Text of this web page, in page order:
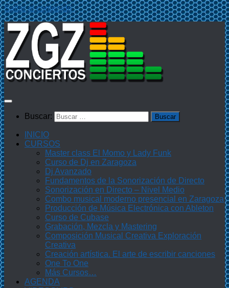
Saltar al contenido
Buscar:
INICIO
CURSOS
Master class El Momo y Lady Funk
Curso de Dj en Zaragoza
Dj Avanzado
Fundamentos de la Sonorización de Directo
Sonorización en Directo – Nivel Medio
Combo musical moderno presencial en Zaragoza
Producción de Música Electrónica con Ableton
Curso de Cubase
Grabación, Mezcla y Mastering
Composición Musical Creativa Exploración
Creativa
Creación artística. El arte de escribir canciones
One To One
Más Cursos…
AGENDA